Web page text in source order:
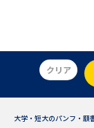
クリア
大学・短大のパンフ・願